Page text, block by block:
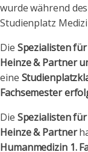
wurde während
Studienplatz
Die Spezialisten
Heinze & Partner
eine
Fachsemester
Die Spezialisten
Heinze & Partner
Humanmedizin 1.